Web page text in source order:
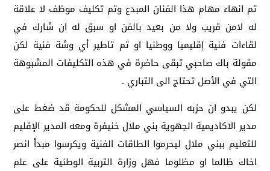
تم انهاء مهام هذا الفنان المبدع وتم تكليف موظف لا علاقة
له لامن قريب ولا من بعيد بالفن او سبق له ان شارك في
لقاءات فنية إقليميا ووطنيا او تم تاطير أي وشة فنية لكن
مقولة باك صاحبي تبقى حاضرة في هذه التكليفات المشبوهة
التي في الأصل تحتاج الى التباري .
لكن يبدو ان حزبه السياسي المشكل للحكومة قد ضغط على
مدير الاكاديمية الجهوية بني ملال خنيفرة ومعه المدير الإقليم
للتعليم ببني ملال ليحرموا الطاقات الفنية ويكرسوا مبدأ انصر
اخاك ظالما او مظلوما فهل وزارة التربية الوطنية على علم